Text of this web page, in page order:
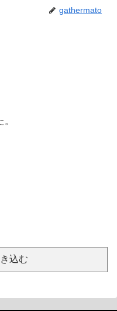
gathermato
込む